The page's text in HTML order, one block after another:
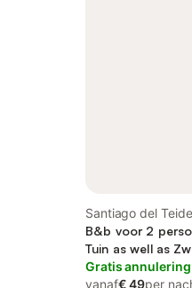
Santiago del
B&b voor 2
Tuin as well as
Gratis annulering
vanaf€ 49per